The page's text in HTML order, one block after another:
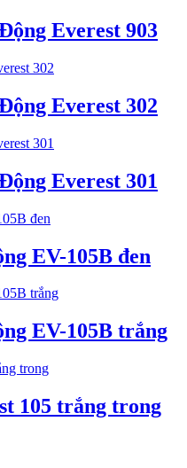
Everest 903
Everest 302
Everest 301
EV-105B đen
EV-105B trắng
105 trắng trong